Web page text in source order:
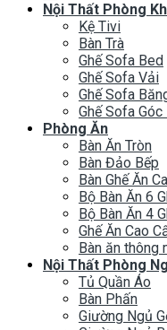
Nội Thất Phòng
Kệ Tivi
Bàn Trà
Ghế Sofa Bed
Ghế Sofa Vải
Ghế Sofa
Ghế Sofa Góc
Phòng Ăn
Bàn Ăn Tròn
Bàn Đảo Bếp
Bàn Ghế Ăn
Bộ Bàn Ăn 6
Bộ Bàn Ăn 4
Ghế Ăn Cao
Bàn ăn thông
Nội Thất Phòng
Tủ Quần Áo
Bàn Phấn
Giường Ngủ